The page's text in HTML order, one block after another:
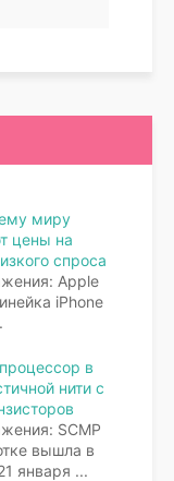
миру
цены на
спроса
Apple
iPhone
в
нити с
SCMP
вышла в
января ...